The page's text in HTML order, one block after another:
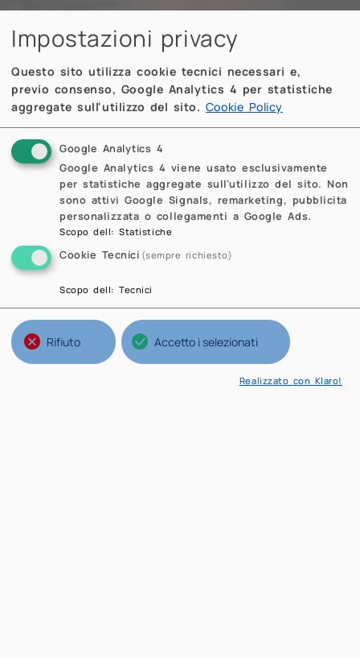
Impostazioni privacy
Questo sito utilizza cookie tecnici necessari e,
previo consenso, Google Analytics 4 per statistiche
aggregate sull'utilizzo del sito. Cookie Policy
Google Analytics 4
Google Analytics 4 viene usato esclusivamente
per statistiche aggregate sull'utilizzo del sito. Non
sono attivi Google Signals, remarketing, pubblicita
personalizzata o collegamenti a Google Ads.
Scopo dell:Statistiche
Cookie Tecnici (sempre richiesto)
Scopo dell:Tecnici
Rifiuto Accetto i selezionati
Realizzato con Klaro!